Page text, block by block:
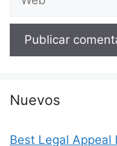
Nuevos
Best Legal Appeal